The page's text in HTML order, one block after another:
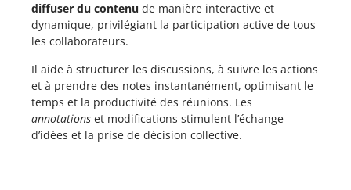
diffuser du contenu de manière interactive et
dynamique, privilégiant la participation active de tous
les collaborateurs.
Il aide à structurer les discussions, à suivre les actions
et à prendre des notes instantanément, optimisant le
temps et la productivité des réunions. Les
annotations et modifications stimulent l’échange
d’idées et la prise de décision collective.